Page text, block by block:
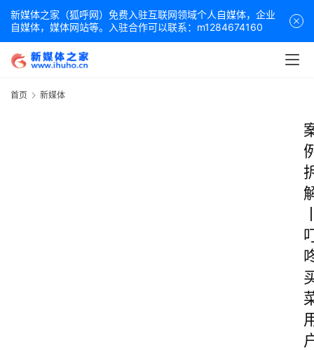
新媒体之家（狐呼网）免费入驻互联网领域个人自媒体，企业
自媒体，媒体网站等。入驻合作可以联系：m1284674160
首页 新媒体